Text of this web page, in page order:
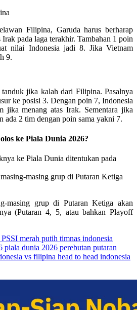
Filipina, Garuda harus berharap
pada laga terakhir. Tambahan 1 poin
nilai Indonesia jadi 8. Jika Vietnam
9.
jika kalah dari Filipina. Pasalnya
ke posisi 3. Dengan poin 7, Indonesia
jika menang atas Irak. Sementara jika
ada 2 tim dengan poin sama yakni 7.
ke Piala Dunia 2026?
ke Piala Dunia ditentukan pada
masing grup di Putaran Ketiga
masing grup di Putaran Ketiga akan
(Putaran 4, 5, atau bahkan Playoff
PSSI merah putih timnas indonesia
piala dunia 2026 perebutan putaran
vs filipina head to head indonesia